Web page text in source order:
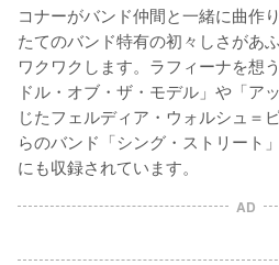
コナーがバンド仲間と一緒に曲作
たてのバンド特有の初々しさがあ
ワクワクします。ラフィーナを想
ドル・オブ・ザ・モデル」や「ア
じたフェルディア・ウォルシュ＝
らのバンド「シング・ストリート
にも収録されています。
AD